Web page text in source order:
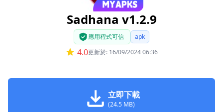
Sadhana v1.2.9
應用程式可信 apk
4.0更新於: 16/09/2024 06:36
立即下載
(24.5 MB)